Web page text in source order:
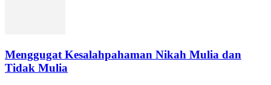
Menggugat Kesalahpahaman Nikah Mulia dan
Tidak Mulia